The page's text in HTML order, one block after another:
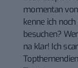
momentan
kenne ich
besuchen?
na klar! Ich